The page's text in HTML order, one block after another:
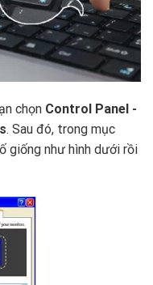
chọnControl Panel -
. Sau đó, trong mục
giống như hình dưới rồi